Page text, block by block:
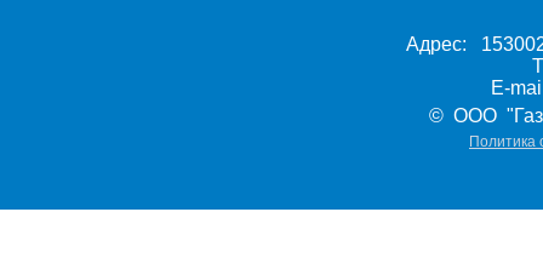
Адрес:
E-
© ООО
Политика